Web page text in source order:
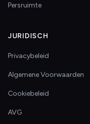
Persruimte
JURIDISCH
Privacybeleid
Algemene Voorwaarden
Cookiebeleid
AVG